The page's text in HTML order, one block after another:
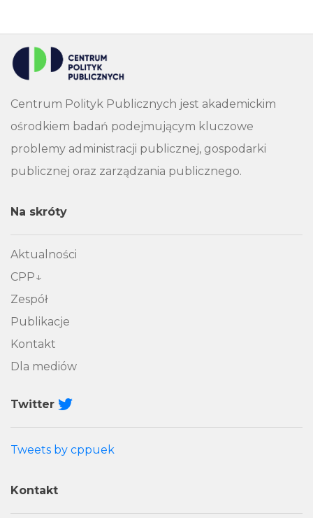
Centrum Polityk Publicznych jest akademickim
ośrodkiem badań podejmującym kluczowe
problemy administracji publicznej, gospodarki
publicznej oraz zarządzania publicznego.
Na skróty
Aktualności
CPP
Zespół
Publikacje
Kontakt
Dla mediów
Twitter
Tweets by cppuek
Kontakt